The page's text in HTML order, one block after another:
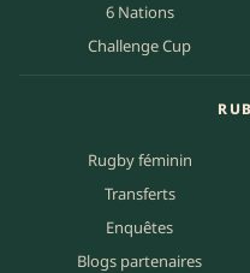
6 Nations
Challenge Cup
Rugby féminin
Transferts
Enquêtes
Blogs partenaires